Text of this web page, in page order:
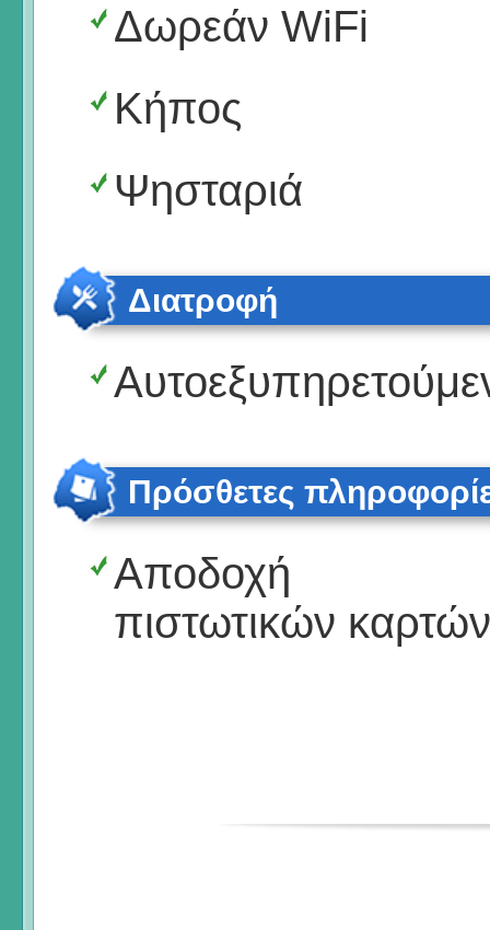
Δωρεάν WiFi
Κήπος
Ψησταριά
Διατροφή
Πρόσθετες
Αποδοχή
πιστωτικών καρτών